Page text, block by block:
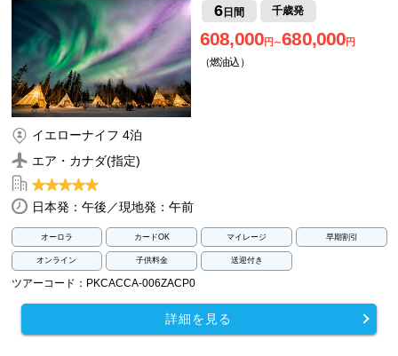
6日間 千歳発
608,000円～680,000円
（燃油込）
イエローナイフ 4泊
エア・カナダ(指定)
日本発：午後／現地発：午前
オーロラ カードOK マイレージ 早期割引
オンライン 子供料金 送迎付き
ツアーコード：PKCACCA-006ZACP0
詳細を見る